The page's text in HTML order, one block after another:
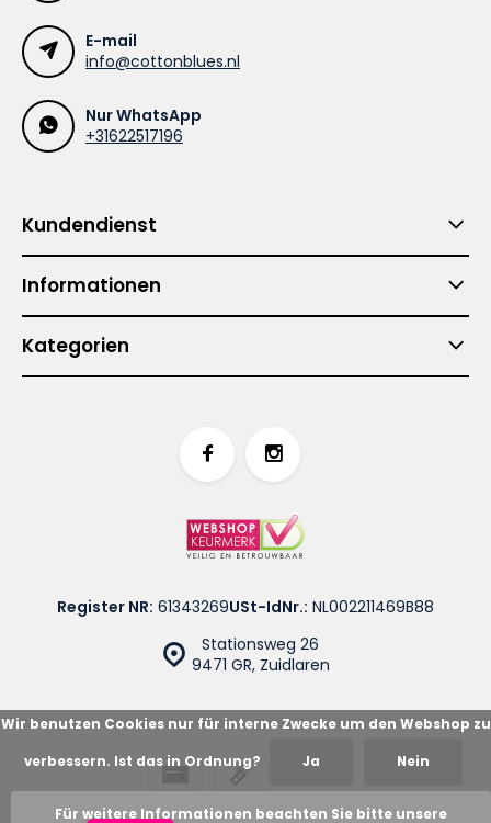
E-mail
info@cottonblues.nl
Nur WhatsApp
+31622517196
Kundendienst
Informationen
Kategorien
Stationsweg 26
9471 GR, Zuidlaren
Register NR: 61343269USt-IdNr.: NL002211469B88
© Cotton Blues
Wir benutzen Cookies nur für interne Zwecke um den Webshop zu
verbessern. Ist das in Ordnung? Ja Nein
Für weitere Informationen beachten Sie bitte unsere